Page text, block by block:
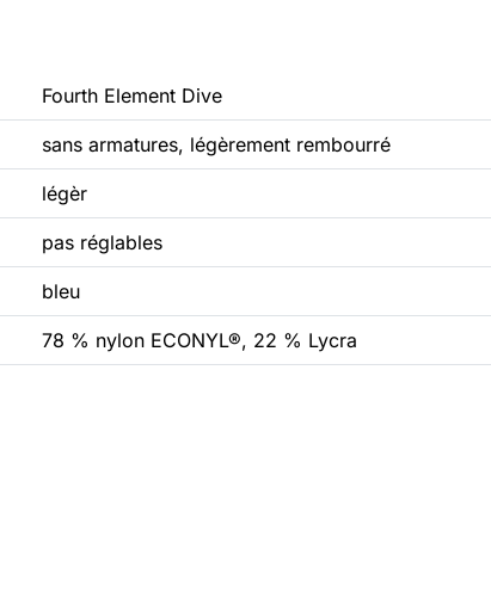
Fourth Element Dive
sans armatures, légèrement rembourré
légèr
pas réglables
bleu
78 % nylon ECONYL®, 22 % Lycra